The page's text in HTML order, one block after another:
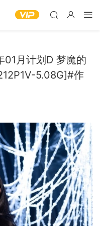
01月计划D 梦魔的
5.08G]#作